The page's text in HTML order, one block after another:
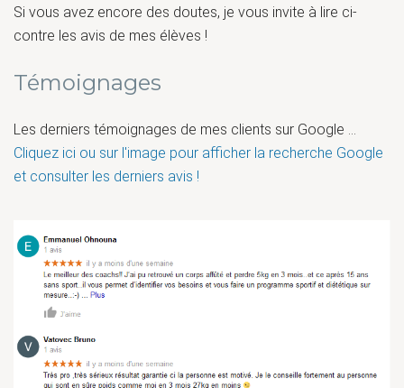
Si vous avez encore des doutes, je vous invite à lire ci-
contre les avis de mes élèves !
Témoignages
Les derniers témoignages de mes clients sur Google ...
Cliquez ici ou sur l'image pour afficher la recherche Google
et consulter les derniers avis !